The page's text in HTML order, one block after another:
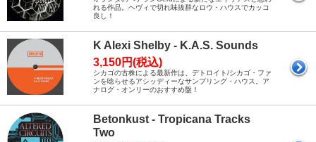
れる作品。ヘヴィで切れ味抜群なロウ・ハウスでカッコ
良し！
K Alexi Shelby - K.A.S. Sounds
3,150円(税込)
シカゴの古株による最新作は、デトロイト/シカゴ・ファ
ンを唸らせるアシッディーなサンプリング・ハウス。ア
ナログ・オンリーのおすすめ盤！
Betonkust - Tropicana Tracks
Two